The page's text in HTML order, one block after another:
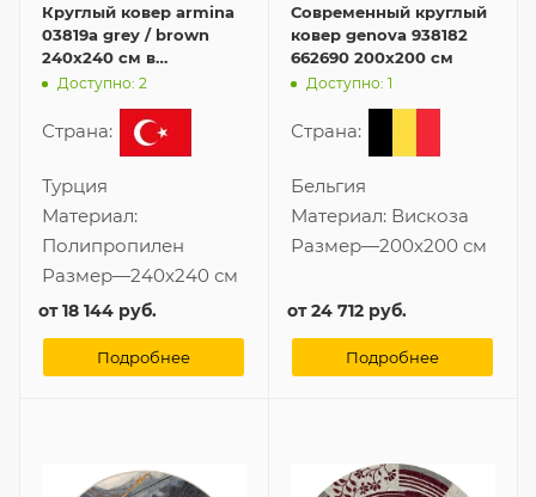
Круглый ковер armina
03819a grey / brown
240x240 см в
современном стиле
Доступно: 2
Страна:
Турция
Материал:
Полипропилен
Размер—240x240 см
от18 144 руб.
Подробнее
Современный круглый
ковер genova 938182
662690 200x200 см
Доступно: 1
Страна:
Бельгия
Материал: Вискоза
Размер—200x200 см
от24 712 руб.
Подробнее